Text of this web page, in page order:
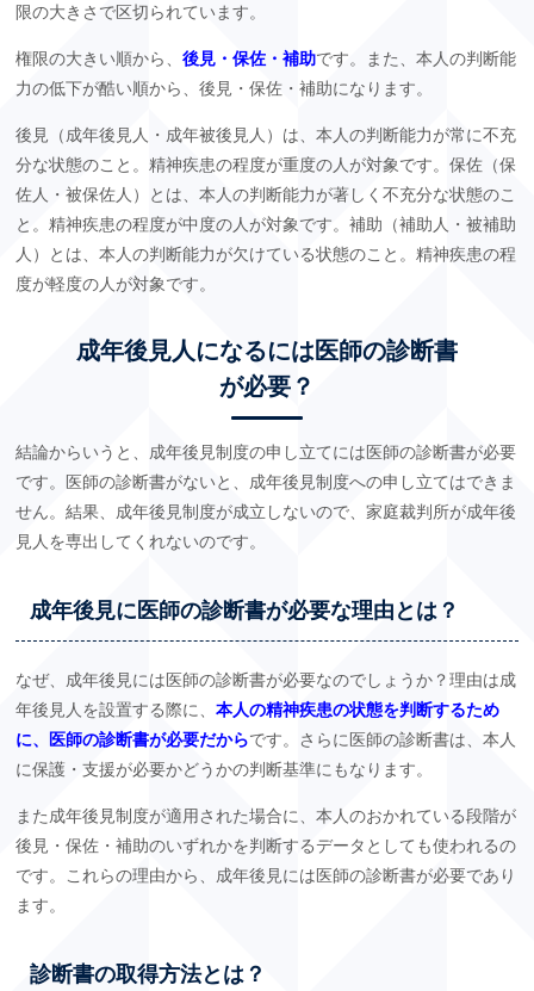
限の大きさで区切られています。
権限の大きい順から、後見・保佐・補助です。また、本人の判断能
力の低下が酷い順から、後見・保佐・補助になります。
後見（成年後見人・成年被後見人）は、本人の判断能力が常に不充
分な状態のこと。精神疾患の程度が重度の人が対象です。保佐（保
佐人・被保佐人）とは、本人の判断能力が著しく不充分な状態のこ
と。精神疾患の程度が中度の人が対象です。補助（補助人・被補助
人）とは、本人の判断能力が欠けている状態のこと。精神疾患の程
度が軽度の人が対象です。
成年後見人になるには医師の診断書
が必要？
結論からいうと、成年後見制度の申し立てには医師の診断書が必要
です。医師の診断書がないと、成年後見制度への申し立てはできま
せん。結果、成年後見制度が成立しないので、家庭裁判所が成年後
見人を専出してくれないのです。
成年後見に医師の診断書が必要な理由とは？
なぜ、成年後見には医師の診断書が必要なのでしょうか？理由は成
年後見人を設置する際に、本人の精神疾患の状態を判断するため
に、医師の診断書が必要だからです。さらに医師の診断書は、本人
に保護・支援が必要かどうかの判断基準にもなります。
また成年後見制度が適用された場合に、本人のおかれている段階が
後見・保佐・補助のいずれかを判断するデータとしても使われるの
です。これらの理由から、成年後見には医師の診断書が必要であり
ます。
診断書の取得方法とは？